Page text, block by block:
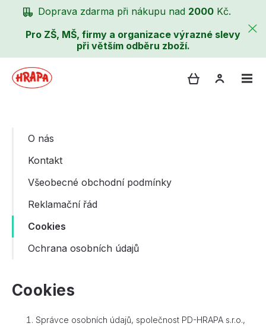
Doprava zdarma při nákupu nad 2000 Kč.
Pro ZŠ, MŠ, firmy a organizace výrazné slevy
při větším odběru zboží.
O nás
Kontakt
Všeobecné obchodní podmínky
Reklamační řád
Cookies
Ochrana osobních údajů
Cookies
Správce osobních údajů, společnost PD-HRAPA s.r.o.,